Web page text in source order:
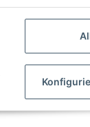
UmsetzungVlarom